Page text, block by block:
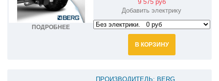
ПОДРОБНЕЕ
9 575 руб
Добавить электрику
В КОРЗИНУ
ПРОИЗВОДИТЕЛЬ: BERG